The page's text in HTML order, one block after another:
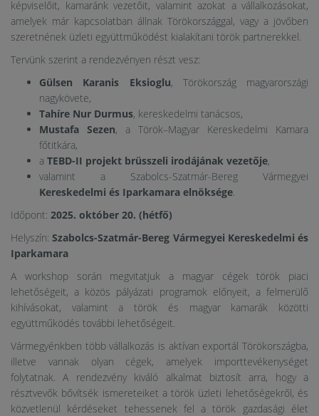
képviselőit, kamaránk vezetőit, valamint azokat a vállalkozásokat,
amelyek már kapcsolatban állnak Törökországgal, vagy a jövőben
szeretnének üzleti együttműködést kialakítani török partnerekkel.
Tervünk szerint a rendezvényen részt vesz:
Gülsen Karanis Eksioglu, Törökország magyarországi
nagykövete,
Tahíre Nur Durmus, kereskedelmi tanácsos,
Mustafa Sezen, a Török–Magyar Kereskedelmi Kamara
főtitkára,
a TEBD-II projekt brüsszeli irodájának vezetője,
valamint a Szabolcs-Szatmár-Bereg Vármegyei
Kereskedelmi és Iparkamara elnöksége.
Időpont: 2025. október 20. (hétfő)
Helyszín:Szabolcs-Szatmár-Bereg Vármegyei Kereskedelmi és
Iparkamara
A workshop során megvitatjuk a magyar cégek török piaci
lehetőségeit, a közös pályázati programok előnyeit, a felmerülő
kihívásokat, valamint a török és magyar kamarák közötti
együttműködés további lehetőségeit.
Vármegyénkben több vállalkozás is aktívan exportál Törökországba,
illetve vannak olyan cégek, amelyek importtevékenységet
folytatnak. A rendezvény kiváló alkalmat biztosít arra, hogy a
résztvevők bővítsék ismereteiket a török üzleti lehetőségekről, és
közvetlenül kérdéseket tehessenek fel a török gazdasági élet